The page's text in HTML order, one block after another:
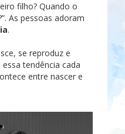
filho? Quando o
As pessoas adoram
.
se reproduz e
tendência cada
entre nascer e